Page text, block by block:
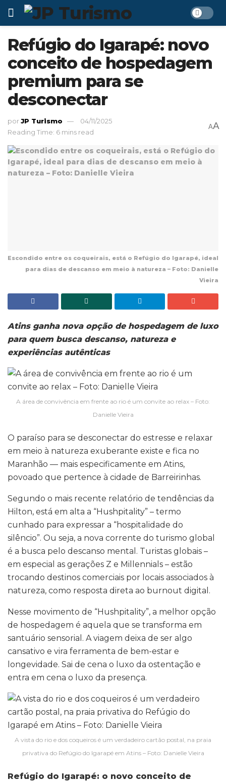
Refúgio do Igarapé: novo
conceito de hospedagem
premium para se
desconectar
porJP Turismo
04/11/2025
Reading Time: 6 mins read
AA
Escondido entre os coqueirais, está o Refúgio do Igarapé, ideal
para dias de descanso em meio à natureza – Foto: Danielle
Vieira
Atins ganha nova opção de hospedagem de luxo
para quem busca descanso, natureza e
experiências autênticas
A área de convivência em frente ao rio é um convite ao relax – Foto:
Danielle Vieira
O paraíso para se desconectar do estresse e relaxar
em meio à natureza exuberante existe e fica no
Maranhão — mais especificamente em Atins,
povoado que pertence à cidade de Barreirinhas.
Segundo o mais recente relatório de tendências da
Hilton, está em alta a “Hushpitality” – termo
cunhado para expressar a “hospitalidade do
silêncio”. Ou seja, a nova corrente do turismo global
é a busca pelo descanso mental. Turistas globais –
em especial as gerações Z e Millennials – estão
trocando destinos comerciais por locais associados à
natureza, como resposta direta ao burnout digital.
Nesse movimento de “Hushpitality”, a melhor opção
de hospedagem é aquela que se transforma em
santuário sensorial. A viagem deixa de ser algo
cansativo e vira ferramenta de bem-estar e
longevidade. Sai de cena o luxo da ostentação e
entra em cena o luxo da presença.
A vista do rio e dos coqueiros é um verdadeiro cartão postal, na praia
privativa do Refúgio do Igarapé em Atins – Foto: Danielle Vieira
Refúgio do Igarapé: o novo conceito de